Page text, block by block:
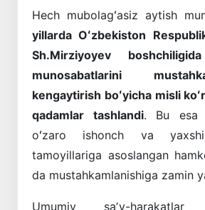
Hech mubolagʻasiz aytish
yillarda Oʻzbekiston
Sh.Mirziyoyev
munosabatlarini
kengaytirish boʻyicha misli
qadamlar tashlandi. Bu esa
oʻzaro ishonch va yaxshi
tamoyillariga asoslangan
da mustahkamlanishiga zamin
Umumiy saʼy-